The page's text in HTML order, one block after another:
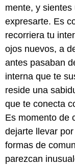
mente, y
expresarte. Es
recorriera tu
ojos nuevos, a
antes pasaban
interna que te
reside una
que te conecta
Es momento de
dejarte llevar
formas de
parezcan